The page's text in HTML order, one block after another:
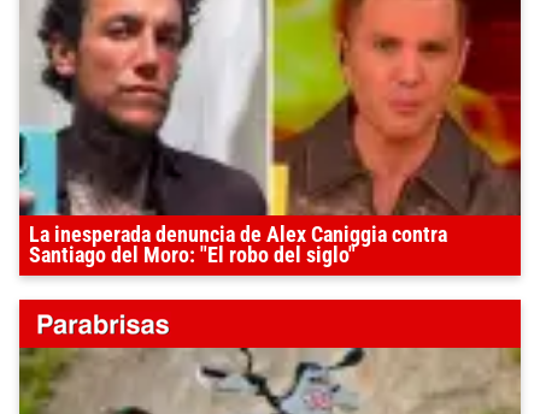
La inesperada denuncia de Alex Caniggia contra
Santiago del Moro: "El robo del siglo"